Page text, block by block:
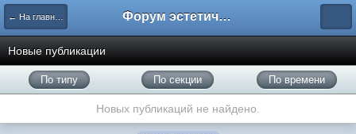
← На главную Форум эстетического меньшинства
Новые публикации
По типу По секции По времени
Новых публикаций не найдено.